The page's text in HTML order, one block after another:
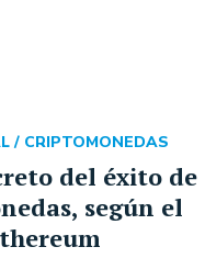
del éxito de
según el
/ CRIPTOMONEDAS